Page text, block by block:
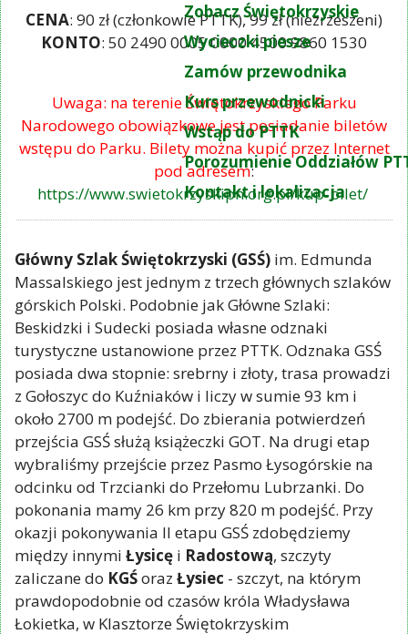
Zobacz Świętokrzyskie
Wycieczki piesze
Zamów przewodnika
Kurs przewodnicki
Wstąp do PTTK
Porozumienie Oddziałów
Kontakt i lokalizacja
CENA: 90 zł (członkowie PTTK), 99 zł (niezrzeszeni)
KONTO: 50 2490 0005 0000 4500 9860 1530
Uwaga: na terenie Świętokrzyskiego Parku
Narodowego obowiązkowe jest posiadanie biletów
wstępu do Parku. Bilety można kupić przez Internet
pod adresem:
https://www.swietokrzyskipn.org.pl/kup-bilet/
Główny Szlak Świętokrzyski (GSŚ) im. Edmunda
Massalskiego jest jednym z trzech głównych szlaków
górskich Polski. Podobnie jak Główne Szlaki:
Beskidzki i Sudecki posiada własne odznaki
turystyczne ustanowione przez PTTK. Odznaka GSŚ
posiada dwa stopnie: srebrny i złoty, trasa prowadzi
z Gołoszyc do Kuźniaków i liczy w sumie 93 km i
około 2700 m podejść. Do zbierania potwierdzeń
przejścia GSŚ służą książeczki GOT. Na drugi etap
wybraliśmy przejście przez Pasmo Łysogórskie na
odcinku od Trzcianki do Przełomu Lubrzanki. Do
pokonania mamy 26 km przy 820 m podejść. Przy
okazji pokonywania II etapu GSŚ zdobędziemy
między innymi Łysicę i Radostową, szczyty
zaliczane do KGŚoraz Łysiec - szczyt, na którym
prawdopodobnie od czasów króla Władysława
Łokietka, w Klasztorze Świętokrzyskim